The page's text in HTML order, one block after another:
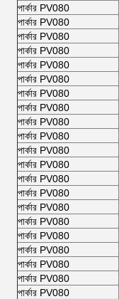
পার্কার PV080
পার্কার PV080
পার্কার PV080
পার্কার PV080
পার্কার PV080
পার্কার PV080
পার্কার PV080
পার্কার PV080
পার্কার PV080
পার্কার PV080
পার্কার PV080
পার্কার PV080
পার্কার PV080
পার্কার PV080
পার্কার PV080
পার্কার PV080
পার্কার PV080
পার্কার PV080
পার্কার PV080
পার্কার PV080
পার্কার PV080